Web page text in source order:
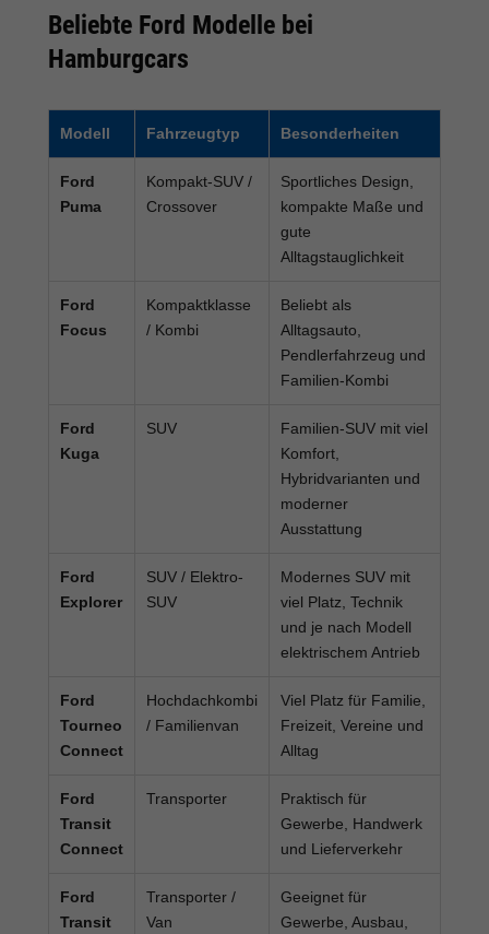
Beliebte Ford Modelle bei
Hamburgcars
Modell Fahrzeugtyp Besonderheiten
Ford
Puma
Kompakt-SUV /
Crossover
Sportliches Design,
kompakte Maße und
gute
Alltagstauglichkeit
Ford
Focus
Kompaktklasse
/ Kombi
Beliebt als
Alltagsauto,
Pendlerfahrzeug und
Familien-Kombi
Ford
Kuga
SUV
Familien-SUV mit viel
Komfort,
Hybridvarianten und
moderner
Ausstattung
Ford
Explorer
SUV / Elektro-
SUV
Modernes SUV mit
viel Platz, Technik
und je nach Modell
elektrischem Antrieb
Ford
Tourneo
Connect
Hochdachkombi
/ Familienvan
Viel Platz für Familie,
Freizeit, Vereine und
Alltag
Ford
Transit
Connect
Transporter
Praktisch für
Gewerbe, Handwerk
und Lieferverkehr
Ford
Transit
Transporter /
Van
Geeignet für
Gewerbe, Ausbau,